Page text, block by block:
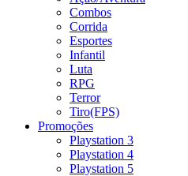
Combos
Corrida
Esportes
Infantil
Luta
RPG
Terror
Tiro(FPS)
Promoções
Playstation 3
Playstation 4
Playstation 5